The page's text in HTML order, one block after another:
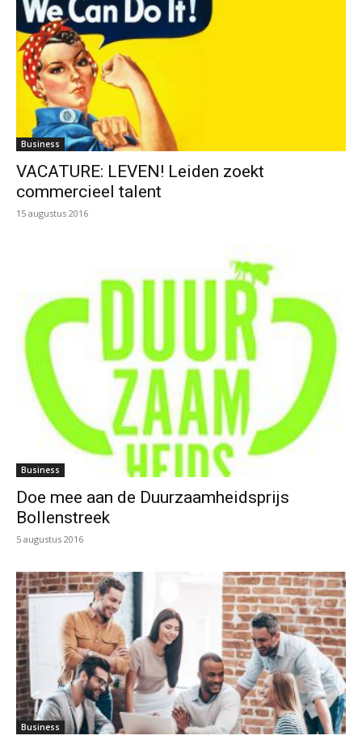
Business
VACATURE: LEVEN! Leiden zoekt
commercieel talent
15 augustus 2016
Business
Doe mee aan de Duurzaamheidsprijs
Bollenstreek
5 augustus 2016
Business